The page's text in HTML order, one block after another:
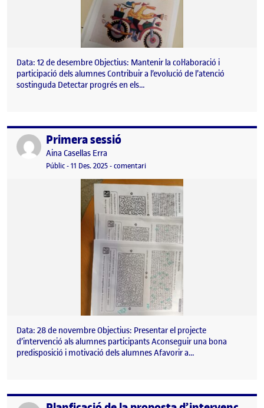
Data: 12 de desembre Objectius: Mantenir la col·laboració i
participació dels alumnes Contribuir a l’evolució de l’atenció
sostinguda Detectar progrés en els…
Publicat perPrimera sessió
Publicat per
Aina Casellas Erra
Visibilitat:
Públic-Data de publicació
11 Des. 202512 gener, 2026 11:14 am
-comentariel Primera sessió
Data: 28 de novembre Objectius: Presentar el projecte
d’intervenció als alumnes participants Aconseguir una bona
predisposició i motivació dels alumnes Afavorir a…